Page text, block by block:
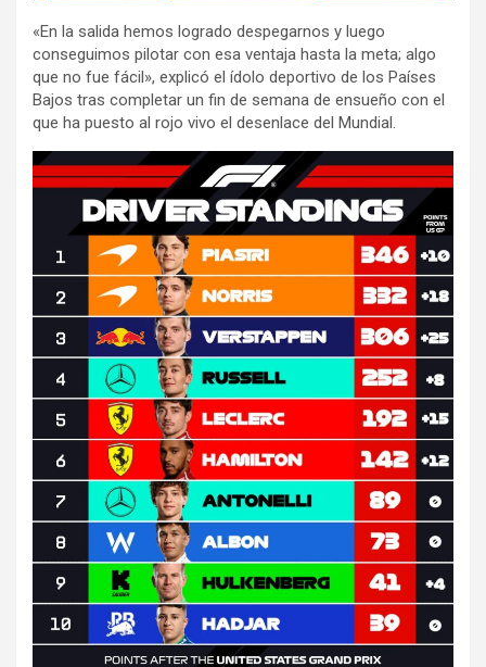
«En la salida hemos logrado despegarnos y luego
conseguimos pilotar con esa ventaja hasta la meta; algo
que no fue fácil», explicó el ídolo deportivo de los Países
Bajos tras completar un fin de semana de ensueño con el
que ha puesto al rojo vivo el desenlace del Mundial.